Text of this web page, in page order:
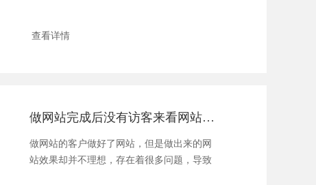
查看详情
做网站完成后没有访客来看网站怎么办？
做网站的客户做好了网站，但是做出来的网
站效果却并不理想，存在着很多问题，导致